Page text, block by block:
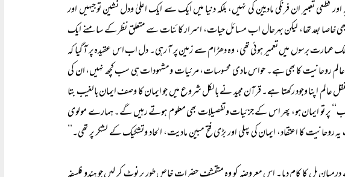
تعبیر ان فرنگی مادیین کی نہیں، بلکہ دنیا میں ایک سے ایک اعلیٰ ودل نشین توجیہیں اور
خاصا بعد تھا، لیکن بہرحال اب مسائل حیات، اسرار کائنات سے متعلق نظر کے سامنے ایک
عمارت برسوں میں تعمیر ہوئی تھی، وہ دھڑام سے زمین پر آ رہی۔ دل اب اس عقیدہ پر آ گیا کہ
روحانیت کا بھی ہے۔ حواس مادی محسوسات، مرئیات ومشہودات ہی سب کچھ نہیں، ان کی
عالم اپنا وجود رکھتا ہے۔ قرآن مجید نے بالکل شروع میں جو ایمان کا وصف ایمان بالغیب بتا
پر تو ایمان ہو، پھر اس کے جزئیات وتفصیلات بھی معلوم ہوتے رہیں گے۔ ہمارے مولوی
کا اعتقاد، ایمان کی پہلی اور بڑی فتح مبین مادیت، الحاد وتشکیک کے لشکر پر تھی۔‘‘